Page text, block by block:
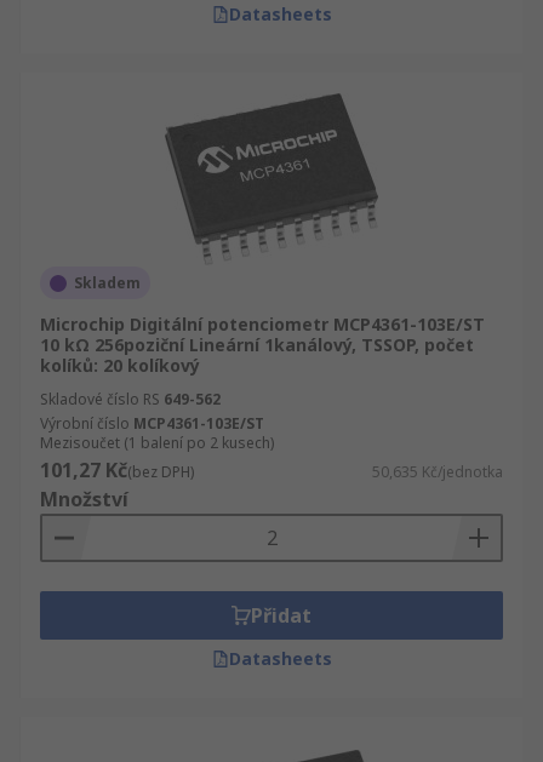
Datasheets
Skladem
Microchip Digitální potenciometr MCP4361-103E/ST
10 kΩ 256poziční Lineární 1kanálový, TSSOP, počet
kolíků: 20 kolíkový
Skladové číslo RS 649-562
Výrobní číslo MCP4361-103E/ST
Mezisoučet (1 balení po 2 kusech)
101,27 Kč(bez DPH) 50,635 Kč/jednotka
Množství
Přidat
Datasheets